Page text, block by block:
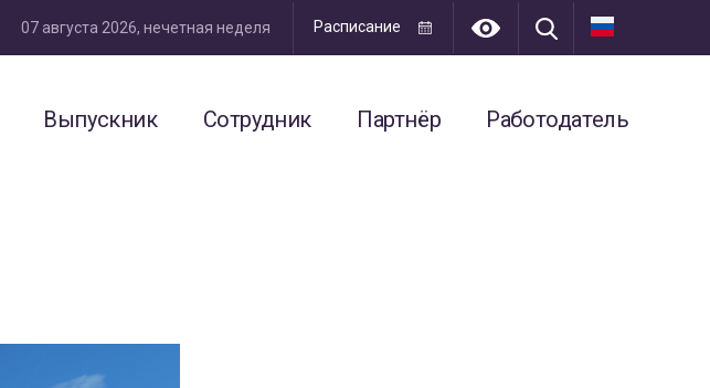
07 августа 2026, нечетная неделя Расписание
Выпускник Сотрудник Партнёр Работодатель